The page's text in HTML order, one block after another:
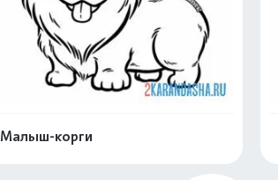
Малыш-корги